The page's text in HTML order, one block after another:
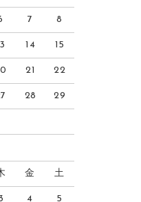
7 8
14 15
21 22
28 29
金 土
4 5